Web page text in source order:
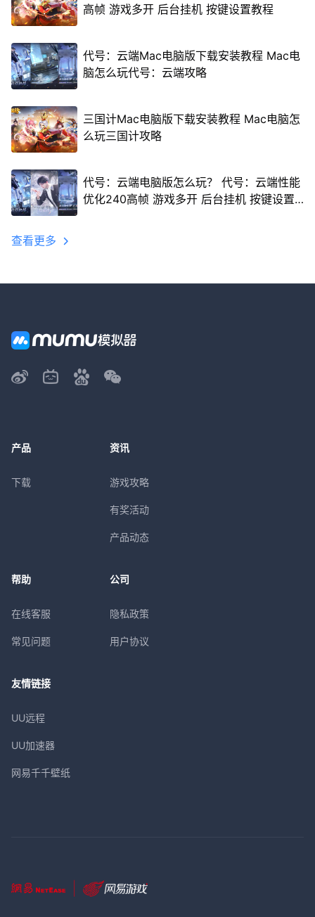
高帧 游戏多开 后台挂机 按键设置教程
代号：云端Mac电脑版下载安装教程 Mac电
脑怎么玩代号：云端攻略
三国计Mac电脑版下载安装教程 Mac电脑怎
么玩三国计攻略
代号：云端电脑版怎么玩？ 代号：云端性能
优化240高帧 游戏多开 后台挂机 按键设置
查看更多
产品
下载
资讯
游戏攻略
有奖活动
产品动态
帮助
在线客服
常见问题
公司
隐私政策
用户协议
友情链接
UU远程
UU加速器
网易千千壁纸